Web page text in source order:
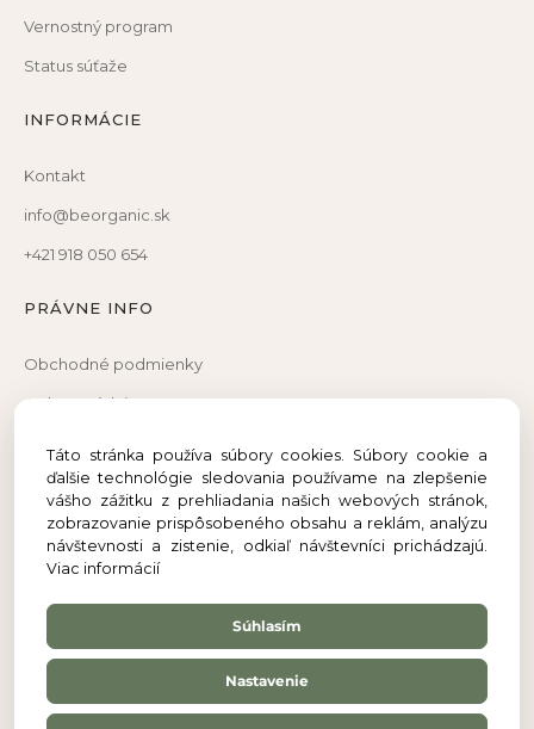
Vernostný program
Status súťaže
INFORMÁCIE
Kontakt
info@beorganic.sk
+421 918 050 654
PRÁVNE INFO
Obchodné podmienky
Ochrana údajov
Reklamačný formulár
Odstúpenie od zmluvy
Táto stránka používa súbory cookies. Súbory cookie a
ďalšie technológie sledovania používame na zlepšenie
vášho zážitku z prehliadania našich webových stránok,
zobrazovanie prispôsobeného obsahu a reklám, analýzu
návštevnosti a zistenie, odkiaľ návštevníci prichádzajú.
Viac informácií
Súhlasím
Nastavenie